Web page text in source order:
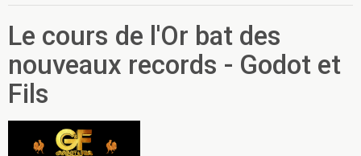
Le cours de l'Or bat des
nouveaux records - Godot et
Fils